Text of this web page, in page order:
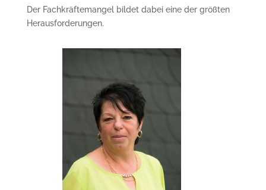
Der Fachkräftemangel bildet dabei eine der größten
Herausforderungen.